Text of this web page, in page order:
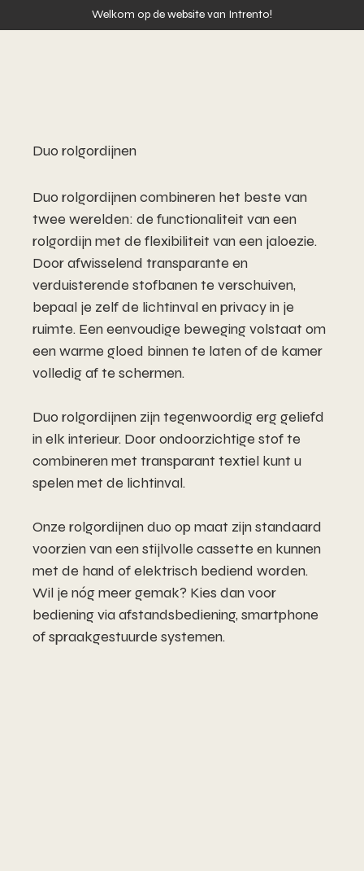
Welkom op de website van Intrento!
Duo rolgordijnen
Duo rolgordijnen combineren het beste van
twee werelden: de functionaliteit van een
rolgordijn met de flexibiliteit van een jaloezie.
Door afwisselend transparante en
verduisterende stofbanen te verschuiven,
bepaal je zelf de lichtinval en privacy in je
ruimte. Een eenvoudige beweging volstaat om
een warme gloed binnen te laten of de kamer
volledig af te schermen.
Duo rolgordijnen zijn tegenwoordig erg geliefd
in elk interieur. Door ondoorzichtige stof te
combineren met transparant textiel kunt u
spelen met de lichtinval.
Onze rolgordijnen duo op maat zijn standaard
voorzien van een stijlvolle cassette en kunnen
met de hand of elektrisch bediend worden.
Wil je nóg meer gemak? Kies dan voor
bediening via afstandsbediening, smartphone
of spraakgestuurde systemen.